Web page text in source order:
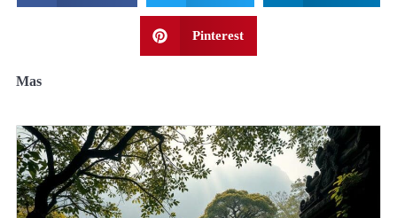
Pinterest
Mas